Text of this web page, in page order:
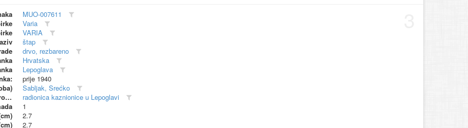
MUO-007611
Varia
VARIA
štap
drvo, rezbareno
Hrvatska
Lepoglava
prije 1940
Sabljak, Srećko
Autorska radionica (proizvođač)
radionica kaznionice u Lepoglavi
1
2.7
2.7